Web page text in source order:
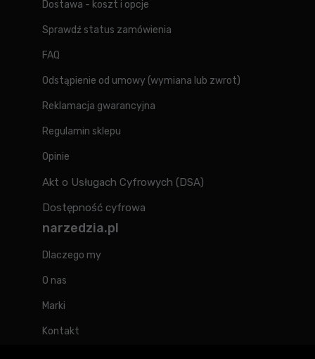
Mobilne odkurzacze przemysłowe
Dostawa - koszt i opcje
Sprawdź status zamówienia
FAQ
Odstąpienie od umowy (wymiana lub zwrot)
Reklamacja gwarancyjna
Regulamin sklepu
Opinie
Akt o Usługach Cyfrowych (DSA)
Dostępność cyfrowa
narzedzia.pl
Dlaczego my
O nas
Marki
Kontakt